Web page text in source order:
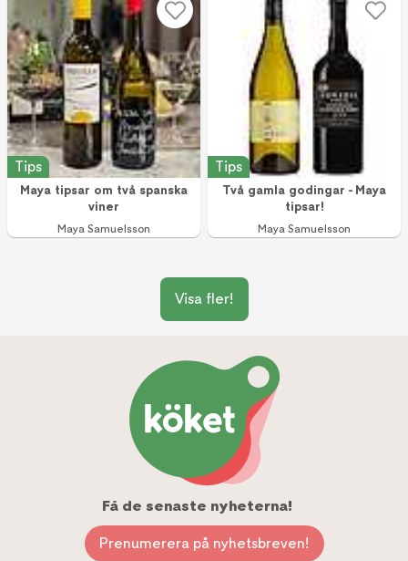
Tips
Maya tipsar om två spanska
viner
Maya Samuelsson
Tips
Två gamla godingar - Maya
tipsar!
Maya Samuelsson
Visa fler!
Få de senaste nyheterna!
Prenumerera på nyhetsbreven!